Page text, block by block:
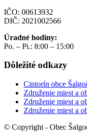
IČO: 00613932
DIČ: 2021002566
Úradné hodiny:
Po. – Pi.: 8:00 – 15:00
Dôležité odkazy
Cintorín obce
Združenie miest a
Združenie miest a
Združenie miest a
© Copyright - Obec